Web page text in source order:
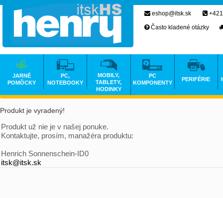
Produkt je vyradený!
Produkt už nie je v našej ponuke.
Kontaktujte, prosím, manažéra produktu:
Henrich Sonnenschein-ID0
itsk@itsk.sk
eshop@itsk.sk
Často kladené otázky
JARNÉ
POMÔCKY
PC,
NOTEBOOKY
MOBILY,
TABLETY,
HODINKY
PC
KOMPONENTY
PERIFÉRIE